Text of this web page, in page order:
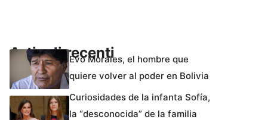
Articoli recentiEvo Morales, el hombre que
quiere volver al poder en Bolivia
Curiosidades de la infanta Sofía,
la “desconocida” de la familia